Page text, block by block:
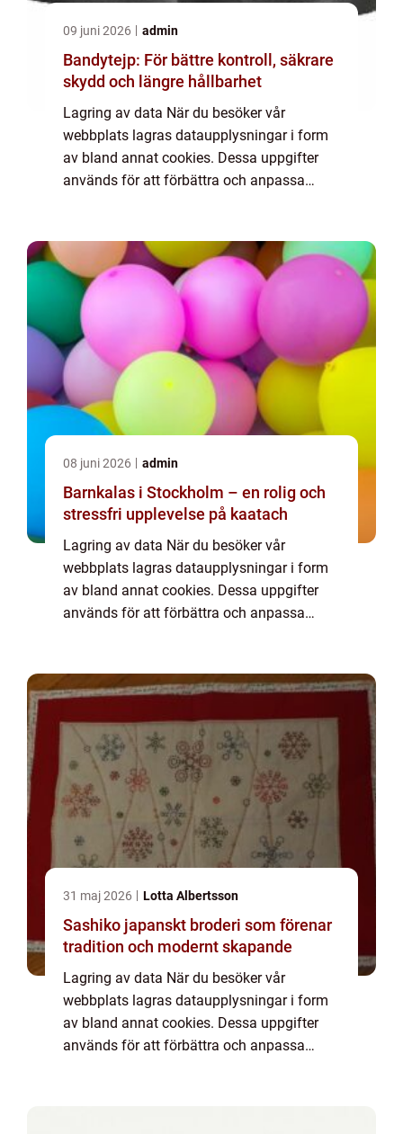
09 juni 2026 admin
Bandytejp: För bättre kontroll, säkrare
skydd och längre hållbarhet
Lagring av data När du besöker vår
webbplats lagras dataupplysningar i form
av bland annat cookies. Dessa uppgifter
används för att förbättra och anpassa
08 juni 2026 admin
Barnkalas i Stockholm – en rolig och
stressfri upplevelse på kaatach
Lagring av data När du besöker vår
webbplats lagras dataupplysningar i form
av bland annat cookies. Dessa uppgifter
används för att förbättra och anpassa
31 maj 2026 Lotta Albertsson
Sashiko japanskt broderi som förenar
tradition och modernt skapande
Lagring av data När du besöker vår
webbplats lagras dataupplysningar i form
av bland annat cookies. Dessa uppgifter
används för att förbättra och anpassa